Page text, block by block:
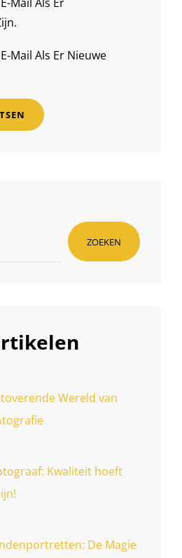
Mail Als Er Nieuwe
ZOEKEN
Wereld van
Kwaliteit hoeft
De Magie